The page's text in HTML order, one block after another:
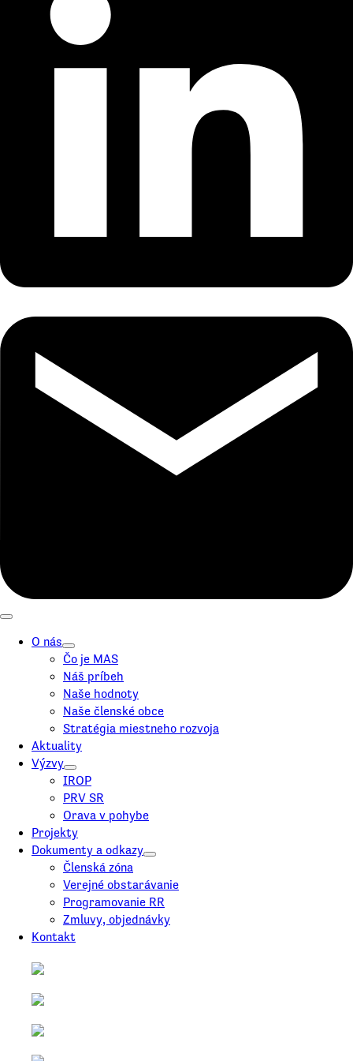
O nás
Čo je MAS
Náš príbeh
Naše hodnoty
Naše členské obce
Stratégia miestneho rozvoja
Aktuality
Výzvy
IROP
PRV SR
Orava v pohybe
Projekty
Dokumenty a odkazy
Členská zóna
Verejné obstarávanie
Programovanie RR
Zmluvy, objednávky
Kontakt